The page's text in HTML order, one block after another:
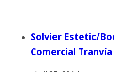
Solvier Estetic/
Comercial Tranvía